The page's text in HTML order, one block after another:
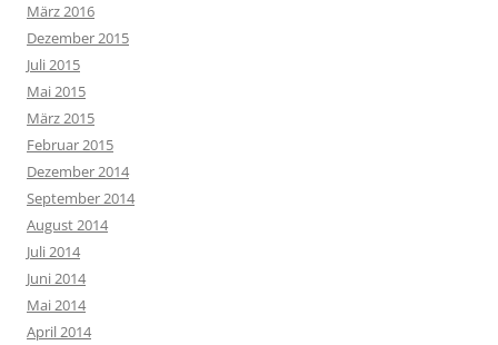
März 2016
Dezember 2015
Juli 2015
Mai 2015
März 2015
Februar 2015
Dezember 2014
September 2014
August 2014
Juli 2014
Juni 2014
Mai 2014
April 2014